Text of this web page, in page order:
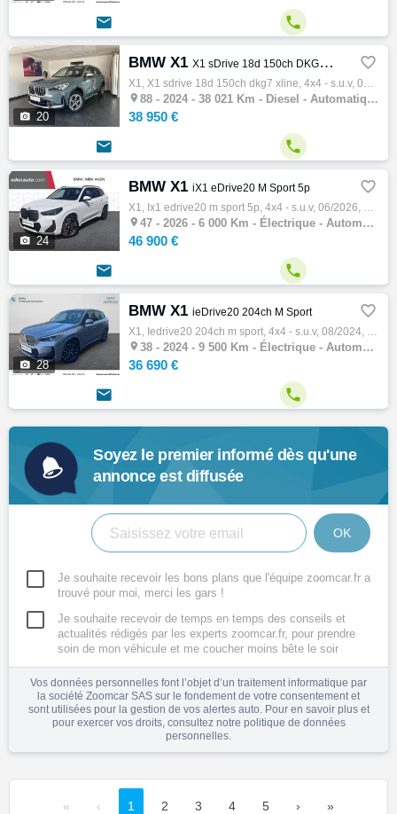
 
 20
BMW X1 X1 sDrive 18d 150ch DKG7 xLine 
X1, X1 sdrive 18d 150ch dkg7 xline, 4x4 - s.u.v, 05/2024, 150ch, 8cv, 38021 km, 5 portes, 5 places, Clim. auto, Diesel, Boite de vitesse au…
 88 - 2024 - 38 021 Km - Diesel - Automatique - 4x4 - S.U.V
38 950 €
 
 24
BMW X1 iX1 eDrive20 M Sport 5p 
X1, Ix1 edrive20 m sport 5p, 4x4 - s.u.v, 06/2026, 5cv, 6000 km, 5 portes, Clim. auto, électrique, Boite de vitesse automatique, Gps, Abs, …
 47 - 2026 - 6 000 Km - Électrique - Automatique - 4x4 - S.U.V
46 900 €
 
 28
BMW X1 ieDrive20 204ch M Sport 
X1, Iedrive20 204ch m sport, 4x4 - s.u.v, 08/2024, 204ch, 5cv, 9500 km, 5 portes, 5 places, Première main, électrique, Boite de vitesse aut…
 38 - 2024 - 9 500 Km - Électrique - Automatique - 4x4 - S.U.V
36 690 €
 
Soyez le premier informé dès qu'une
annonce est diffusée
OK
Je souhaite recevoir les bons plans que l'équipe zoomcar.fr a
trouvé pour moi, merci les gars !
Je souhaite recevoir de temps en temps des conseils et
actualités rédigés par les experts zoomcar.fr, pour prendre
soin de mon véhicule et me coucher moins bête le soir
Vos données personnelles font l’objet d’un traitement informatique par
la société Zoomcar SAS sur le fondement de votre consentement et
sont utilisées pour la gestion de vos alertes auto. Pour en savoir plus et
pour exercer vos droits, consultez notre politique de données
personnelles.
« ‹ 1 2 3 4 5 › »